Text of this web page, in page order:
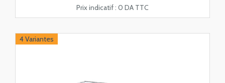
Prix indicatif : 0 DA TTC
4 Variantes